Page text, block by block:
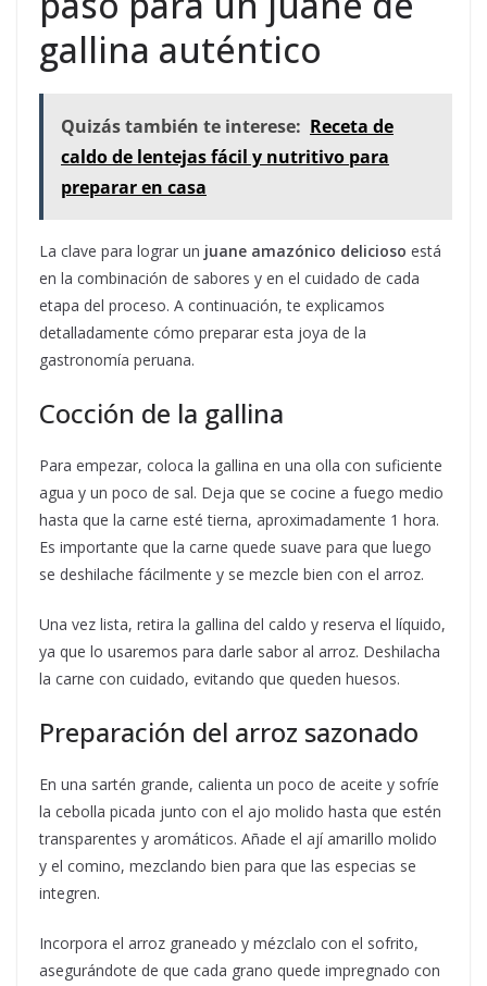
gallina auténtico
Quizás también te interese: Receta de
caldo de lentejas fácil y nutritivo para
preparar en casa
La clave para lograr un juane amazónico delicioso está
en la combinación de sabores y en el cuidado de cada
etapa del proceso. A continuación, te explicamos
detalladamente cómo preparar esta joya de la
gastronomía peruana.
Cocción de la gallina
Para empezar, coloca la gallina en una olla con suficiente
agua y un poco de sal. Deja que se cocine a fuego medio
hasta que la carne esté tierna, aproximadamente 1 hora.
Es importante que la carne quede suave para que luego
se deshilache fácilmente y se mezcle bien con el arroz.
Una vez lista, retira la gallina del caldo y reserva el líquido,
ya que lo usaremos para darle sabor al arroz. Deshilacha
la carne con cuidado, evitando que queden huesos.
Preparación del arroz sazonado
En una sartén grande, calienta un poco de aceite y sofríe
la cebolla picada junto con el ajo molido hasta que estén
transparentes y aromáticos. Añade el ají amarillo molido
y el comino, mezclando bien para que las especias se
integren.
Incorpora el arroz graneado y mézclalo con el sofrito,
asegurándote de que cada grano quede impregnado con